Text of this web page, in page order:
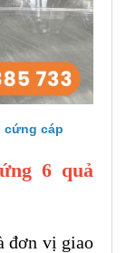
cứng cáp
6 quả
đơn vị giao